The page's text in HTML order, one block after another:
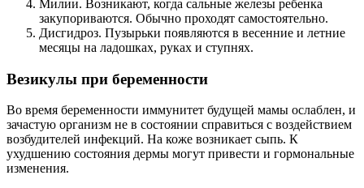
Милии. Возникают, когда сальные железы ребенка
закупориваются. Обычно проходят самостоятельно.
Дисгидроз. Пузырьки появляются в весенние и летние
месяцы на ладошках, руках и ступнях.
Везикулы при беременности
Во время беременности иммунитет будущей мамы ослаблен, и
зачастую организм не в состоянии справиться с воздействием
возбудителей инфекций. На коже возникает сыпь. К
ухудшению состояния дермы могут привести и гормональные
изменения.